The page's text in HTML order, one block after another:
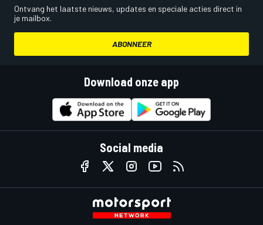
Ontvang het laatste nieuws, updates en speciale acties direct in
je mailbox.
ABONNEER
Download onze app
Social media